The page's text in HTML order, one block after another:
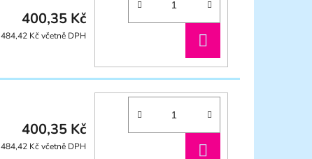
400,35 Kč
484,42 Kč včetně DPH
KOŠÍKU
400,35 Kč
484,42 Kč včetně DPH